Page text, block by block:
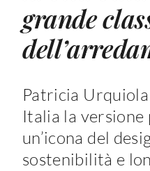
grande
Patricia
Italia la versione
un’icona del
sostenibilità e